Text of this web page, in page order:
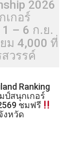
2026
กอร์
– 6 ก.ย.
ม 4,000 ที่
วรรค์
Ranking
ป์สนุกเกอร์
ชมฟรี
งหวัด